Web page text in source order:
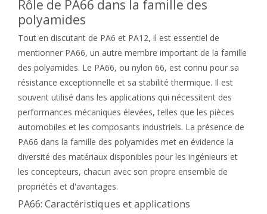
Rôle de PA66 dans la famille des
polyamides
Tout en discutant de PA6 et PA12, il est essentiel de
mentionner PA66, un autre membre important de la famille
des polyamides. Le PA66, ou nylon 66, est connu pour sa
résistance exceptionnelle et sa stabilité thermique. Il est
souvent utilisé dans les applications qui nécessitent des
performances mécaniques élevées, telles que les pièces
automobiles et les composants industriels. La présence de
PA66 dans la famille des polyamides met en évidence la
diversité des matériaux disponibles pour les ingénieurs et
les concepteurs, chacun avec son propre ensemble de
propriétés et d'avantages.
PA66: Caractéristiques et applications